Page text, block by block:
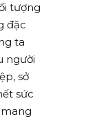
tượng
đặc
ta
người
sở
sức